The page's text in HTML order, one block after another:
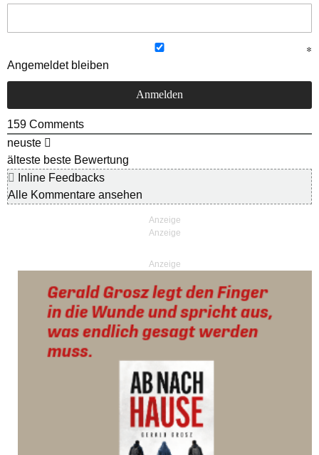
Angemeldet bleiben
159 Comments
neuste
älteste beste Bewertung
Inline Feedbacks
Alle Kommentare ansehen
Anzeige